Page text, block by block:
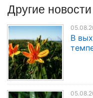
Другие новости
В